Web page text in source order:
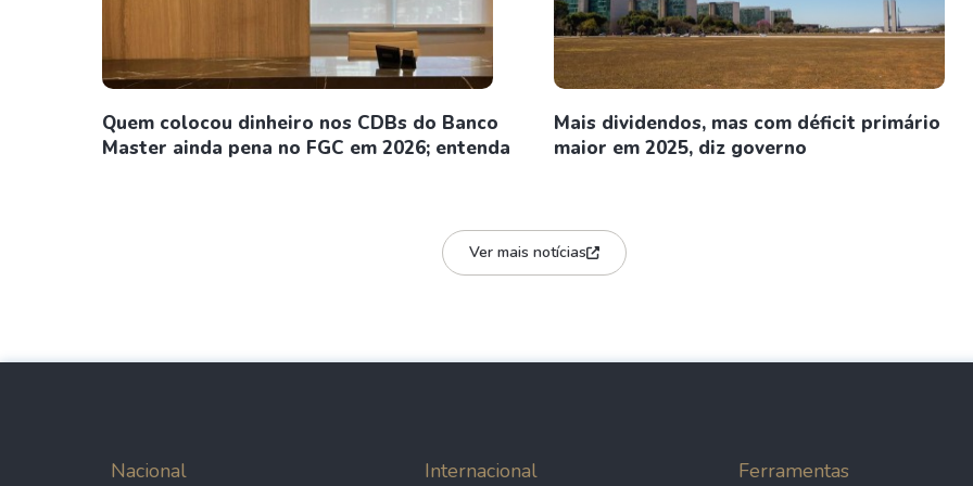
Quem colocou dinheiro nos CDBs do Banco
Master ainda pena no FGC em 2026; entenda
Mais dividendos, mas com déficit primário
maior em 2025, diz governo
Ver mais notícias
Nacional Internacional Ferramentas